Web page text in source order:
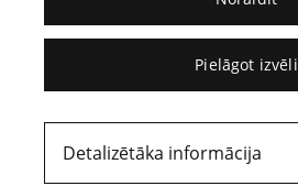
Pielāgot izvēli
Detalizētāka informācija
otram atbildat. Jūs tiešām